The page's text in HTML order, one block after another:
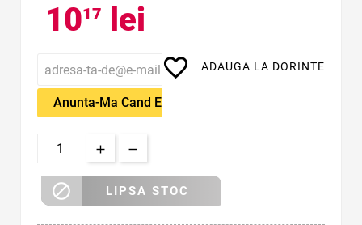
1017 lei
Anunta-Ma Cand Este Disponibil
favorite_border ADAUGA LA DORINTE
 LIPSA STOC